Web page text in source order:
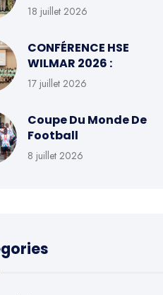
18 juillet 2026
CONFÉRENCE HSE
WILMAR 2026 :
17 juillet 2026
Coupe Du Monde De
Football
8 juillet 2026